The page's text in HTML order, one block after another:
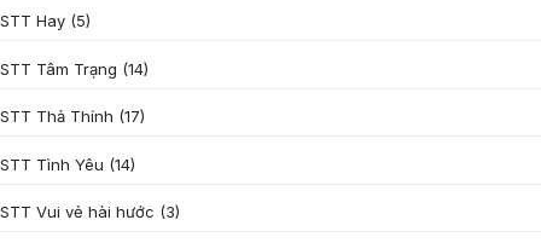
STT Hay (5)
STT Tâm Trạng (14)
STT Thả Thính (17)
STT Tình Yêu (14)
STT Vui vẻ hài hước (3)